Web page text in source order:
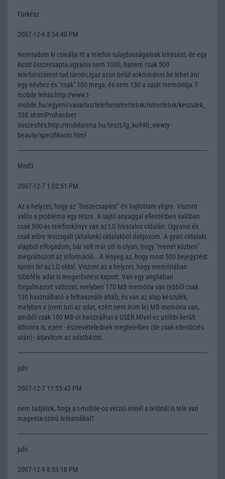
Fürkész
2007-12-6 8:54:40 PM
Nemtudom ki csinálja itt a telefon tulajdonságainak leírásást, de egy
kicsit összecsapta,ugyanis nem 1000, hanem csak 500
telefonszámot tud tárolni,igaz azon belül sokmindent be lehet írni
egy névhez és "csak" 100 mega, és nem 130 a saját memóriája.T-
mobile leírás:http://www.t-
mobile.hu/egyeni/vasarlas/telefonismertetok/ismertetok/keszulek_
538.shtmlProhardver
összesítés:http://mobilarena.hu/teszt/lg_ku990_viewty-
beauty/specifikacio.html
Mod3
2007-12-7 1:02:51 PM
Az a helyzet, hogy az "összecsapást" én hajtottam végre. Viszont
valós a probléma egy része. A sajtó anyaggal ellentétben valóban
csak 500-as telefonkönyv van az LG hivatalos oldalán. Ugyanis én
csak elõre levizsgált (általunk) oldalakból dolgozom. A gyári oldalakt
alapból elfogadom, bár volt már ott is olyan, hogy "menet közben"
megváltozott az információ...A lényeg az, hogy most 500 bejegyzést
tüntet fel az LG oldal. Viszont az a helyzet, hogy memóriában
többféle adat is megerõsítést kapott. Van egy angliában
forgalmazott változat, melyben 170 MB memória van (ebbõl csak
130 használható a felhasználó által), és van az alap készülék,
melyben x (nem tuti az adat, ezért nem írom le) MB memória van,
amibõl csak 100 MB-ot használhat a USER.Mivel ez utóbbi került
itthonra is, ezért - észrevételednek megfelelõen (de csak ellenõrzés
után) - átjavítom az adatbázist.
juhi
2007-12-7 11:55:45 PM
nem tudjátok, hogy a t-mobile-os verzió ennél a telónál is tele van
magenta-színû feliratokkal?
juhi
2007-12-9 8:53:18 PM